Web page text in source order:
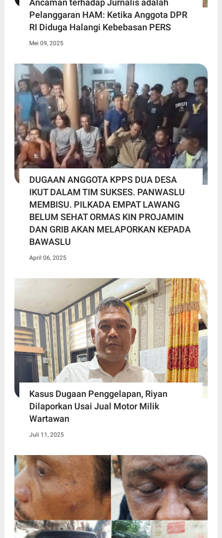
Ancaman terhadap Jurnalis adalah
Pelanggaran HAM: Ketika Anggota DPR
RI Diduga Halangi Kebebasan PERS
Mei 09, 2025
DUGAAN ANGGOTA KPPS DUA DESA
IKUT DALAM TIM SUKSES. PANWASLU
MEMBISU. PILKADA EMPAT LAWANG
BELUM SEHAT ORMAS KIN PROJAMIN
DAN GRIB AKAN MELAPORKAN KEPADA
BAWASLU
April 06, 2025
Kasus Dugaan Penggelapan, Riyan
Dilaporkan Usai Jual Motor Milik
Wartawan
Juli 11, 2025